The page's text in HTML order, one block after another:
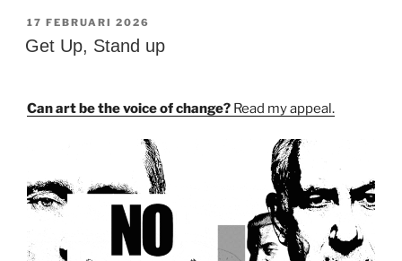
GEPLAATST
OP
17 FEBRUARI 2026
Get Up, Stand up
Can art be the voice of change? Read my appeal.